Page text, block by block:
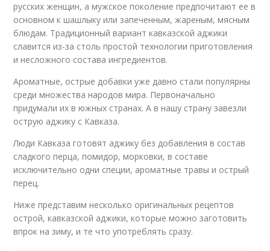
русских женщин, а мужское поколение предпочитают ее в
основном к шашлыку или запеченным, жареным, мясным
блюдам. Традиционный вариант кавказской аджики
славится из-за столь простой технологии приготовления
и несложного состава ингредиентов.
Ароматные, острые добавки уже давно стали популярны
среди множества народов мира. Первоначально
придумали их в южных странах. А в нашу страну завезли
острую аджику с Кавказа.
Люди Кавказа готовят аджику без добавления в состав
сладкого перца, помидор, морковки, в составе
исключительно одни специи, ароматные травы и острый
перец.
Ниже представим несколько оригинальных рецептов
острой, кавказской аджики, которые можно заготовить
впрок на зиму, и те что употреблять сразу.